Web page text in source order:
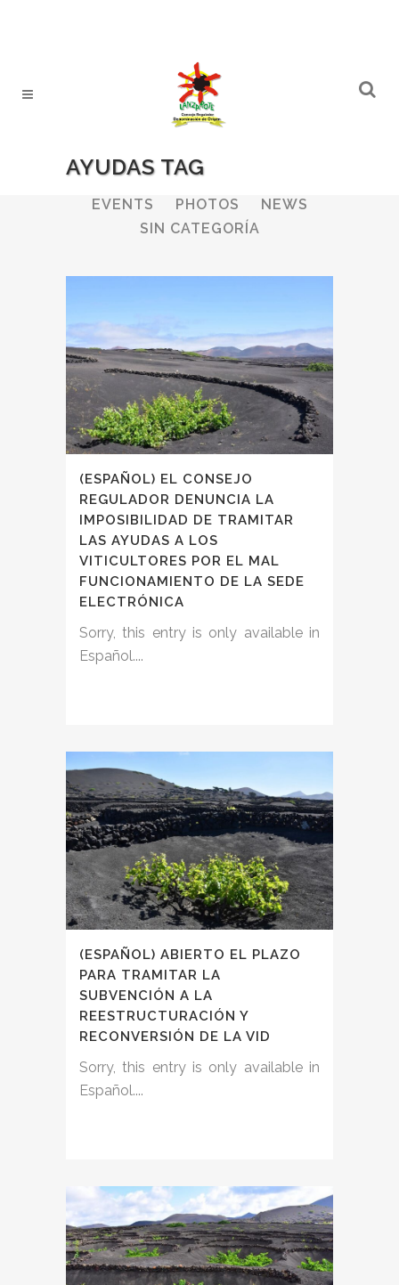
AYUDAS TAG
ALL WINERIES
EVENTS
PHOTOS
NEWS
SIN CATEGORÍA
(ESPAÑOL) EL CONSEJO
REGULADOR DENUNCIA LA
IMPOSIBILIDAD DE TRAMITAR
LAS AYUDAS A LOS
VITICULTORES POR EL MAL
FUNCIONAMIENTO DE LA SEDE
ELECTRÓNICA
Sorry, this entry is only available in
Español....
(ESPAÑOL) ABIERTO EL PLAZO
PARA TRAMITAR LA
SUBVENCIÓN A LA
REESTRUCTURACIÓN Y
RECONVERSIÓN DE LA VID
Sorry, this entry is only available in
Español....